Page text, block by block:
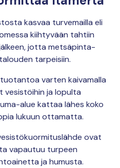
kasvaa turvemailla eli
kiihtyvään tahtiin
jotta metsäpinta-
tarpeisiin.
varten kaivamalla
vesistöihin ja lopulta
alue kattaa lähes koko
lukuun ottamatta.
ovat
vapautuu turpeen
ja humusta.